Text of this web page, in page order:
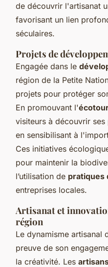
de découvrir l'artisanat
favorisant un lien
séculaires.
Projets de
Engagée dans le
région de la Petite
projets pour protéger
En promouvant l'
visiteurs à découvrir
en sensibilisant à
Ces initiatives
pour maintenir la
l’utilisation de pratiques
entreprises locales.
Artisanat et
région
Le dynamisme artisanal
preuve de son
la créativité. Les